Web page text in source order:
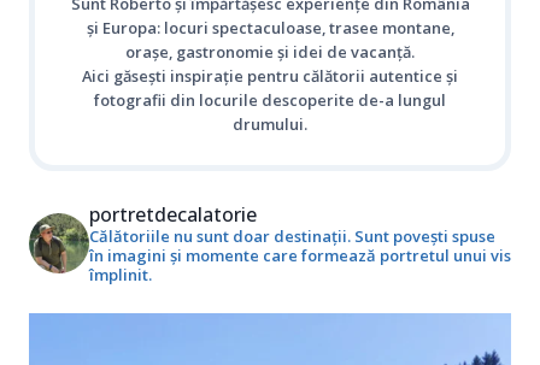
și Europa: locuri spectaculoase, trasee montane,
orașe, gastronomie și idei de vacanță.
Aici găsești inspirație pentru călătorii autentice și
fotografii din locurile descoperite de-a lungul
drumului.
portretdecalatorie
Călătoriile nu sunt doar destinații. Sunt povești spuse
în imagini și momente care formează portretul unui vis
împlinit.